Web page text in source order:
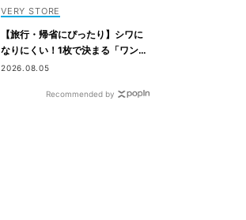
VERY STORE
【旅行・帰省にぴったり】シワに
なりにくい！1枚で決まる「ワンピ
&オールインワン」2選
2026.08.05
Recommended by